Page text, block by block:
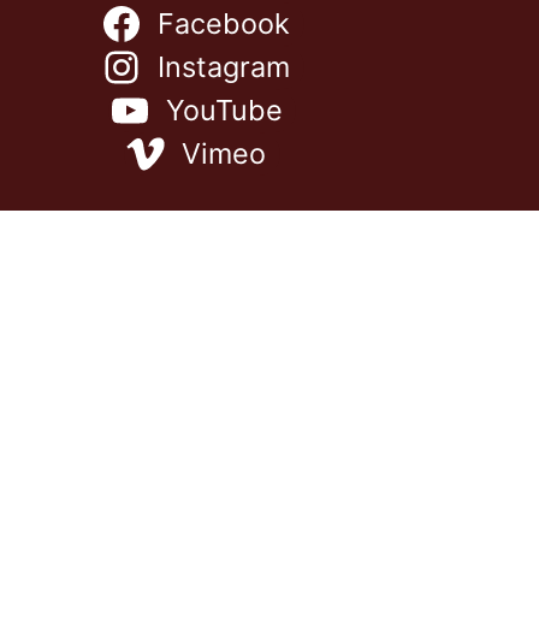
Facebook
Instagram
YouTube
Vimeo